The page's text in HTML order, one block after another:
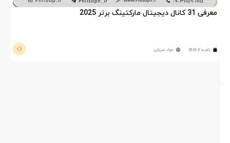
معرفی 31 کانال دیجیتال مارکتینگ برتر 2025
ژانویه 6, 2024 جواد میرزایی